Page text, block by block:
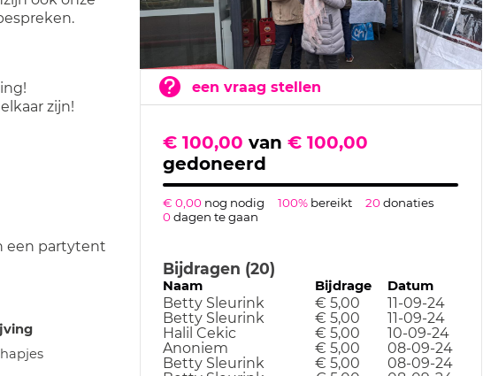
een vraag stellen
€ 100,00 van € 100,00
gedoneerd
€ 0,00 nog nodig 100% bereikt 20donaties
0dagen te gaan
Bijdragen (20)
Naam Bijdrage Datum
Betty Sleurink € 5,00
11-09-24
Betty Sleurink
€ 5,00
11-09-24
Halil Cekic
€ 5,00
10-09-24
Anoniem
€ 5,00
08-09-24
Betty Sleurink
€ 5,00
08-09-24
zijn!
een partytent